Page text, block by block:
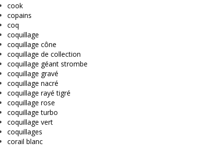
cook
copains
coq
coquillage
coquillage cône
coquillage de collection
coquillage géant strombe
coquillage gravé
coquillage nacré
coquillage rayé tigré
coquillage rose
coquillage turbo
coquillage vert
coquillages
corail blanc